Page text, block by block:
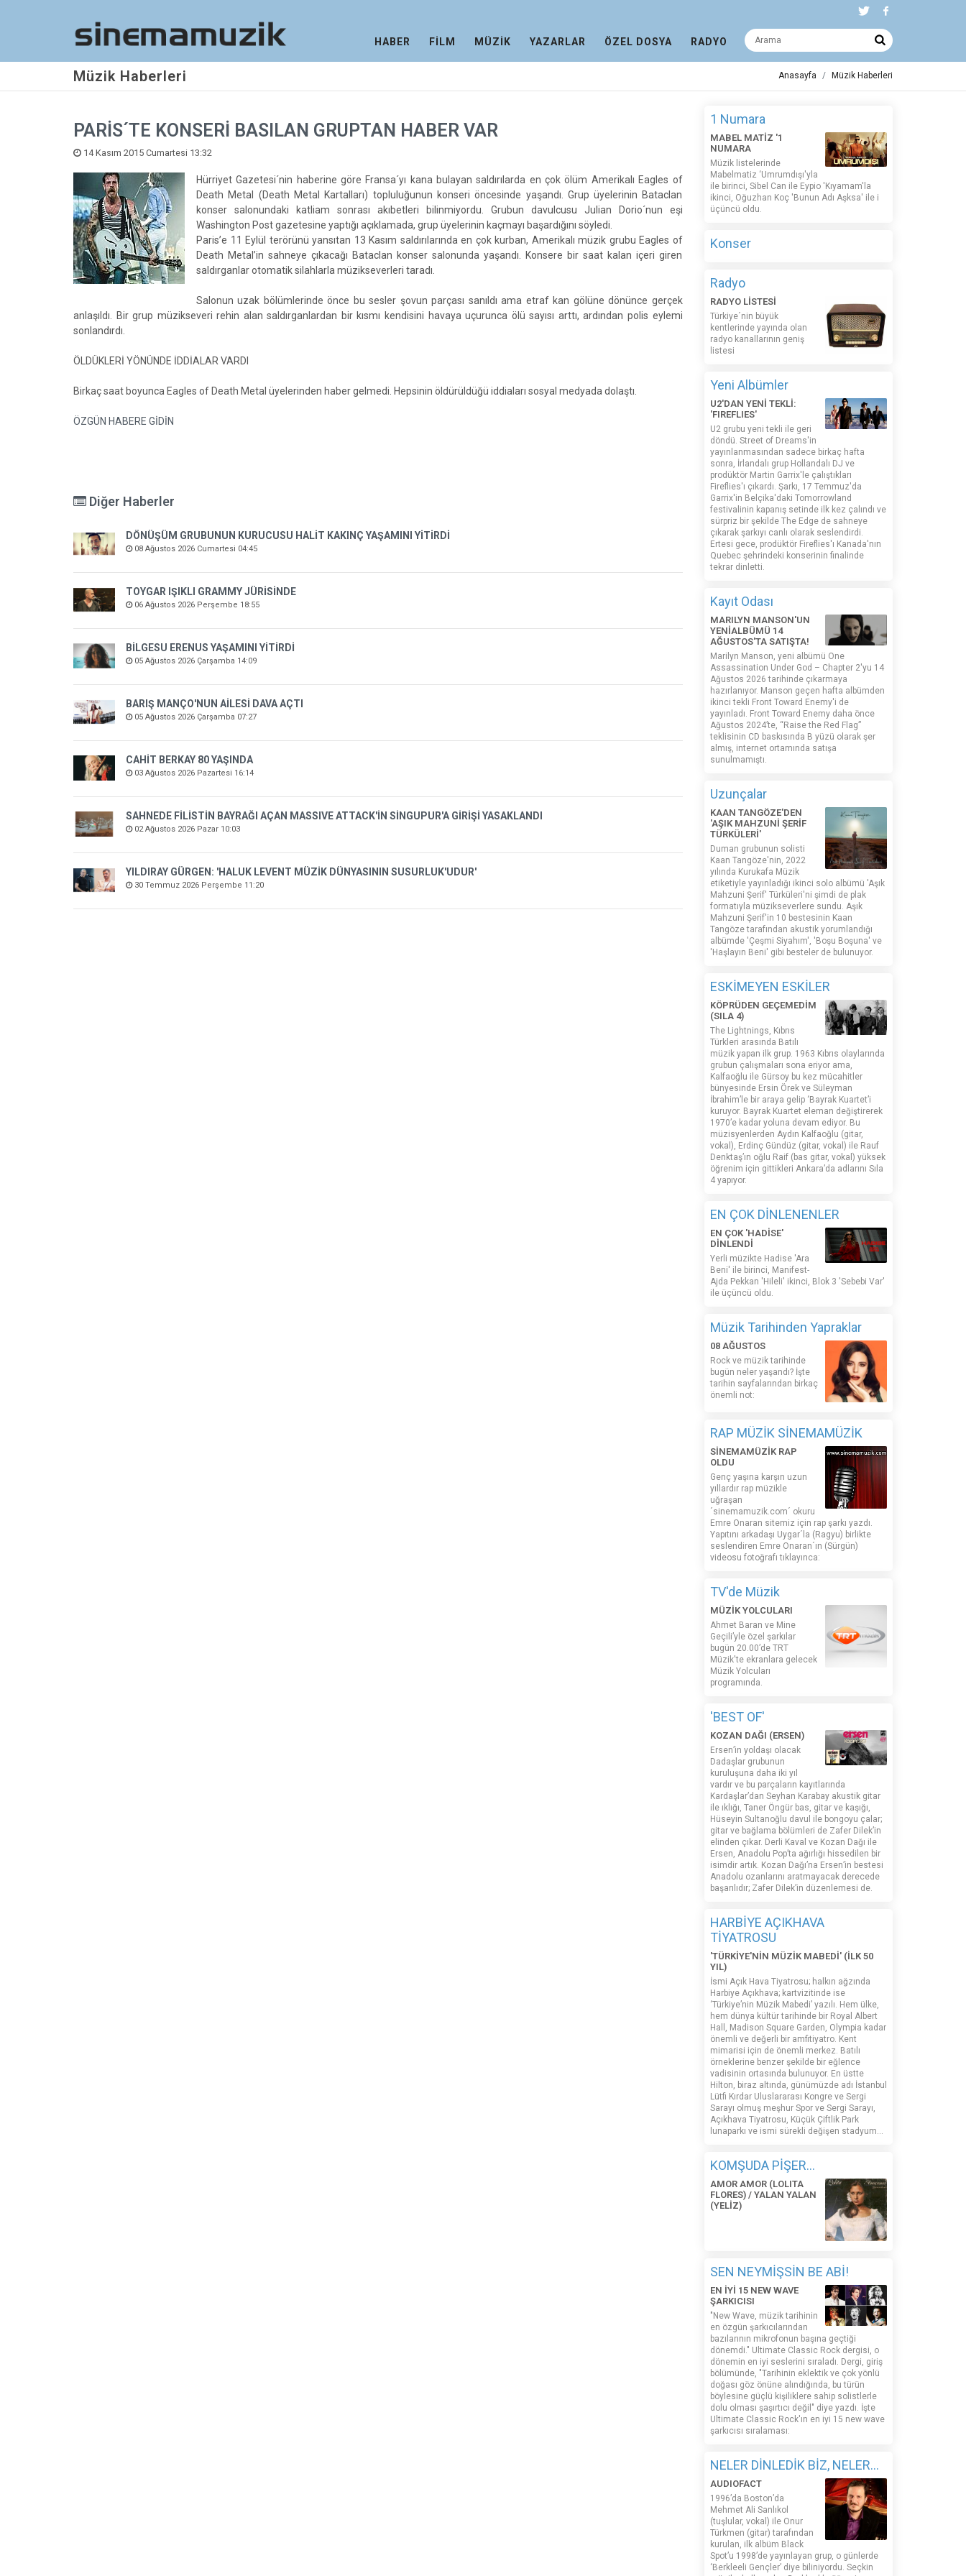
HABER FİLM MÜZİK YAZARLAR ÖZEL DOSYA RADYO
Müzik Haberleri Anasayfa Müzik Haberleri
PARİS´TE KONSERİ BASILAN GRUPTAN HABER VAR
14 Kasım 2015 Cumartesi 13:32
Hürriyet Gazetesi´nin haberine göre Fransa´yı kana bulayan saldırılarda en çok ölüm Amerikalı Eagles of
Death Metal (Death Metal Kartalları) topluluğunun konseri öncesinde yaşandı. Grup üyelerinin Bataclan
konser salonundaki katliam sonrası akıbetleri bilinmiyordu. Grubun davulcusu Julian Dorio´nun eşi
Washington Post gazetesine yaptığı açıklamada, grup üyelerinin kaçmayı başardığını söyledi.
Paris’e 11 Eylül terörünü yansıtan 13 Kasım saldırılarında en çok kurban, Amerikalı müzik grubu Eagles of
Death Metal’in sahneye çıkacağı Bataclan konser salonunda yaşandı. Konsere bir saat kalan içeri giren
saldırganlar otomatik silahlarla müzikseverleri taradı.
Salonun uzak bölümlerinde önce bu sesler şovun parçası sanıldı ama etraf kan gölüne dönünce gerçek
anlaşıldı. Bir grup müzikseveri rehin alan saldırganlardan bir kısmı kendisini havaya uçurunca ölü sayısı arttı, ardından polis eylemi
sonlandırdı.
ÖLDÜKLERİ YÖNÜNDE İDDİALAR VARDI
Birkaç saat boyunca Eagles of Death Metal üyelerinden haber gelmedi. Hepsinin öldürüldüğü iddiaları sosyal medyada dolaştı.
ÖZGÜN HABERE GİDİN
Diğer Haberler
DÖNÜŞÜM GRUBUNUN KURUCUSU HALİT KAKINÇ YAŞAMINI YİTİRDİ
08 Ağustos 2026 Cumartesi 04:45
TOYGAR IŞIKLI GRAMMY JÜRİSİNDE
06 Ağustos 2026 Perşembe 18:55
BİLGESU ERENUS YAŞAMINI YİTİRDİ
05 Ağustos 2026 Çarşamba 14:09
BARIŞ MANÇO'NUN AİLESİ DAVA AÇTI
05 Ağustos 2026 Çarşamba 07:27
CAHİT BERKAY 80 YAŞINDA
03 Ağustos 2026 Pazartesi 16:14
SAHNEDE FİLİSTİN BAYRAĞI AÇAN MASSIVE ATTACK'İN SİNGUPUR'A GİRİŞİ YASAKLANDI
02 Ağustos 2026 Pazar 10:03
YILDIRAY GÜRGEN: 'HALUK LEVENT MÜZİK DÜNYASININ SUSURLUK'UDUR'
30 Temmuz 2026 Perşembe 11:20
1 Numara
MABEL MATİZ '1
NUMARA
Müzik listelerinde
Mabelmatiz ‘Umrumdışı'yla
ile birinci, Sibel Can ile Eypio 'Kıyamam'la
ikinci, Oğuzhan Koç 'Bunun Adı Aşksa' ile i
üçüncü oldu.
Konser
Radyo
RADYO LİSTESİ
Türkiye´nin büyük
kentlerinde yayında olan
radyo kanallarının geniş
listesi
Yeni Albümler
U2'DAN YENİ TEKLİ:
'FIREFLIES'
U2 grubu yeni tekli ile geri
döndü. Street of Dreams'in
yayınlanmasından sadece birkaç hafta
sonra, İrlandalı grup Hollandalı DJ ve
prodüktör Martin Garrix'le çalıştıkları
Fireflies'ı çıkardı. Şarkı, 17 Temmuz'da
Garrix'in Belçika'daki Tomorrowland
festivalinin kapanış setinde ilk kez çalındı ​​ve
sürpriz bir şekilde The Edge de sahneye
çıkarak şarkıyı canlı olarak seslendirdi.
Ertesi gece, prodüktör Fireflies'ı Kanada'nın
Quebec şehrindeki konserinin finalinde
tekrar dinletti.
Kayıt Odası
MARILYN MANSON'UN
YENİALBÜMÜ 14
AĞUSTOS'TA SATIŞTA!
Marilyn Manson, yeni albümü One
Assassination Under God – Chapter 2'yu 14
Ağustos 2026 tarihinde çıkarmaya
hazırlanıyor. Manson geçen hafta albümden
ikinci tekli Front Toward Enemy'i de
yayınladı. Front Toward Enemy daha önce
Ağustos 2024’te, “Raise the Red Flag”
teklisinin CD baskısında B yüzü olarak şer
almış, internet ortamında satışa
sunulmamıştı.
Uzunçalar
KAAN TANGÖZE'DEN
'AŞIK MAHZUNİ ŞERİF
TÜRKÜLERİ'
Duman grubunun solisti
Kaan Tangöze'nin, 2022
yılında Kurukafa Müzik
etiketiyle yayınladığı ikinci solo albümü 'Aşık
Mahzuni Şerif' Türküleri'ni şimdi de plak
formatıyla müzikseverlere sundu. Aşık
Mahzuni Şerif'in 10 bestesinin Kaan
Tangöze tarafından akustik yorumlandığı
albümde 'Çeşmi Siyahım', 'Boşu Boşuna' ve
'Haşlayın Beni' gibi besteler de bulunuyor.
ESKİMEYEN ESKİLER
KÖPRÜDEN GEÇEMEDİM
(SILA 4)
The Lightnings, Kıbrıs
Türkleri arasında Batılı
müzik yapan ilk grup. 1963 Kıbrıs olaylarında
grubun çalışmaları sona eriyor ama,
Kalfaoğlu ile Gürsoy bu kez mücahitler
bünyesinde Ersin Örek ve Süleyman
İbrahim’le bir araya gelip ‘Bayrak Kuartet’i
kuruyor. Bayrak Kuartet eleman değiştirerek
1970’e kadar yoluna devam ediyor. Bu
müzisyenlerden Aydın Kalfaoğlu (gitar,
vokal), Erdinç Gündüz (gitar, vokal) ile Rauf
Denktaş’ın oğlu Raif (bas gitar, vokal) yüksek
öğrenim için gittikleri Ankara’da adlarını Sıla
4 yapıyor.
EN ÇOK DİNLENENLER
EN ÇOK 'HADİSE'
DİNLENDİ
Yerli müzikte Hadise 'Ara
Beni' ile birinci, Manifest-
Ajda Pekkan 'Hileli' ikinci, Blok 3 'Sebebi Var'
ile üçüncü oldu.
Müzik Tarihinden Yapraklar
08 AĞUSTOS
Rock ve müzik tarihinde
bugün neler yaşandı? İşte
tarihin sayfalarından birkaç
önemli not:
RAP MÜZİK SİNEMAMÜZİK
SİNEMAMÜZİK RAP
OLDU
Genç yaşına karşın uzun
yıllardır rap müzikle
uğraşan
´sinemamuzik.com´ okuru
Emre Onaran sitemiz için rap şarkı yazdı.
Yapıtını arkadaşı Uygar´la (Ragyu) birlikte
seslendiren Emre Onaran´ın (Sürgün)
videosu fotoğrafı tıklayınca:
TV'de Müzik
MÜZİK YOLCULARI
Ahmet Baran ve Mine
Geçili’yle özel şarkılar
bugün 20.00’de TRT
Müzik'te ekranlara gelecek
Müzik Yolcuları
programında.
'BEST OF'
KOZAN DAĞI (ERSEN)
Ersen’in yoldaşı olacak
Dadaşlar grubunun
kuruluşuna daha iki yıl
vardır ve bu parçaların kayıtlarında
Kardaşlar’dan Seyhan Karabay akustik gitar
ile ıklığı, Taner Öngür bas, gitar ve kaşığı,
Hüseyin Sultanoğlu davul ile bongoyu çalar;
gitar ve bağlama bölümleri de Zafer Dilek’in
elinden çıkar. Derli Kaval ve Kozan Dağı ile
Ersen, Anadolu Pop’ta ağırlığı hissedilen bir
isimdir artık. Kozan Dağı’na Ersen’in bestesi
Anadolu ozanlarını aratmayacak derecede
başarılıdır; Zafer Dilek’in düzenlemesi de.
HARBİYE AÇIKHAVA
TİYATROSU
'TÜRKİYE'NİN MÜZİK MABEDİ' (İLK 50
YIL)
İsmi Açık Hava Tiyatrosu; halkın ağzında
Harbiye Açıkhava; kartvizitinde ise
‘Türkiye’nin Müzik Mabedi’ yazılı. Hem ülke,
hem dünya kültür tarihinde bir Royal Albert
Hall, Madison Square Garden, Olympia kadar
önemli ve değerli bir amfitiyatro. Kent
mimarisi için de önemli merkez. Batılı
örneklerine benzer şekilde bir eğlence
vadisinin ortasında bulunuyor. En üstte
Hilton, biraz altında, günümüzde adı İstanbul
Lütfi Kırdar Uluslararası Kongre ve Sergi
Sarayı olmuş meşhur Spor ve Sergi Sarayı,
Açıkhava Tiyatrosu, Küçük Çiftlik Park
lunaparkı ve ismi sürekli değişen stadyum…
KOMŞUDA PİŞER...
AMOR AMOR (LOLITA
FLORES) / YALAN YALAN
(YELİZ)
SEN NEYMİŞSİN BE ABİ!
EN İYİ 15 NEW WAVE
ŞARKICISI
"New Wave, müzik tarihinin
en özgün şarkıcılarından
bazılarının mikrofonun başına geçtiği
dönemdi." Ultimate Classic Rock dergisi, o
dönemin en iyi seslerini sıraladı. Dergi, giriş
bölümünde, "Tarihinin eklektik ve çok yönlü
doğası göz önüne alındığında, bu türün
böylesine güçlü kişiliklere sahip solistlerle
dolu olması şaşırtıcı değil" diye yazdı. İşte
Ultimate Classic Rock'ın en iyi 15 new wave
şarkıcısı sıralaması:
NELER DİNLEDİK BİZ, NELER...
AUDIOFACT
1996’da Boston’da
Mehmet Ali Sanlıkol
(tuşlular, vokal) ile Onur
Türkmen (gitar) tarafından
kurulan, ilk albüm Black
Spot’u 1998’de yayınlayan grup, o günlerde
‘Berkleeli Gençler’ diye biliniyordu. Seçkin